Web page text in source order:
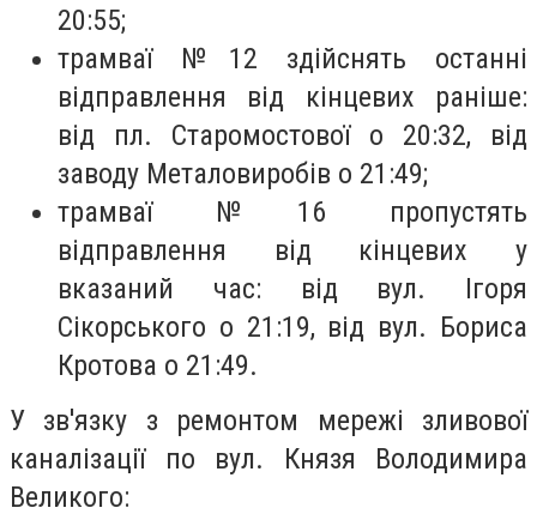
20:55;
трамваї №12 здійснять останні
відправлення від кінцевих раніше:
від пл. Старомостової о 20:32, від
заводу Металовиробів о 21:49;
трамваї №16 пропустять
відправлення від кінцевих у
вказаний час: від вул. Ігоря
Сікорського о 21:19, від вул. Бориса
Кротова о 21:49.
У зв'язку з ремонтом мережі зливової
каналізації по вул. Князя Володимира
Великого: